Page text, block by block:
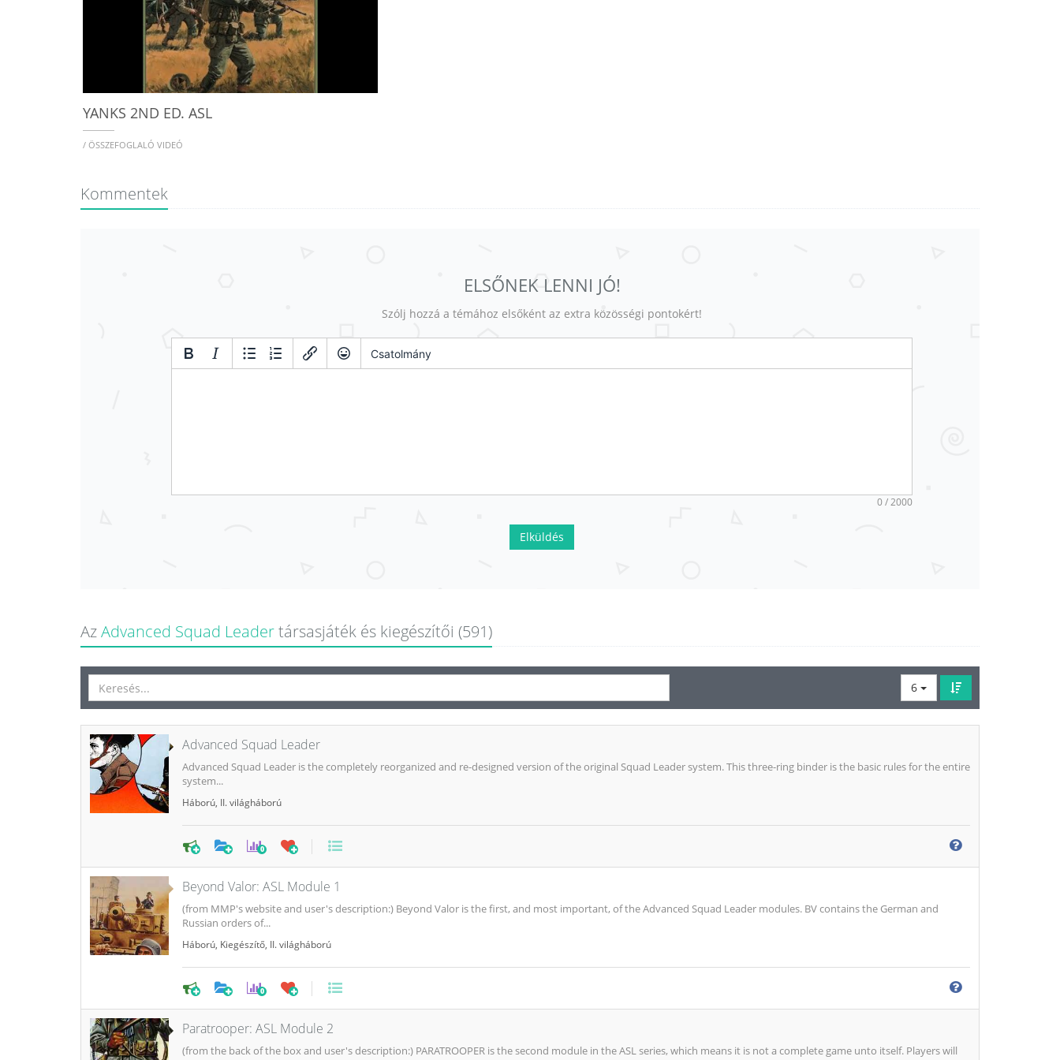
YANKS 2ND ED. ASL
/ ÖSSZEFOGLALÓ VIDEÓ
Kommentek
ELSŐNEK LENNI JÓ!
Szólj hozzá a témához elsőként az extra közösségi pontokért!
Csatolmány
0 / 2000
Elküldés
AzAdvanced Squad Leadertársasjáték és kiegészítői (591)
6
Advanced Squad Leader
Advanced Squad Leader is the completely reorganized and re-designed version of the original Squad Leader system. This three-ring binder is the basic rules for the entire
system...
Háború II. világháború
0
Beyond Valor: ASL Module 1
(from MMP's website and user's description:) Beyond Valor is the first, and most important, of the Advanced Squad Leader modules. BV contains the German and
Russian orders of...
Háború Kiegészítő II. világháború
0
Paratrooper: ASL Module 2
(from the back of the box and user's description:) PARATROOPER is the second module in the ASL series, which means it is not a complete game unto itself. Players will